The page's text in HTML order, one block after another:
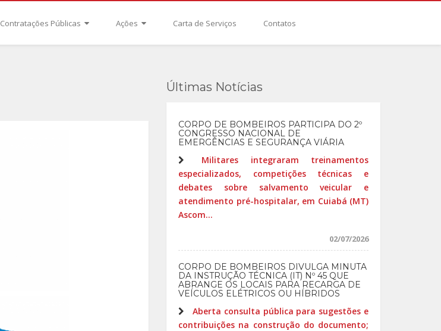
Contratações Públicas Ações Carta de Serviços Contatos
Últimas Notícias
CORPO DE BOMBEIROS PARTICIPA DO 2º
CONGRESSO NACIONAL DE
EMERGÊNCIAS E SEGURANÇA VIÁRIA
Militares integraram treinamentos
especializados, competições técnicas e
debates sobre salvamento veicular e
atendimento pré-hospitalar, em Cuiabá (MT)
Ascom...
02/07/2026
CORPO DE BOMBEIROS DIVULGA MINUTA
DA INSTRUÇÃO TÉCNICA (IT) Nº 45 QUE
ABRANGE OS LOCAIS PARA RECARGA DE
VEÍCULOS ELÉTRICOS OU HÍBRIDOS
Aberta consulta pública para sugestões e
contribuições na construção do documento;